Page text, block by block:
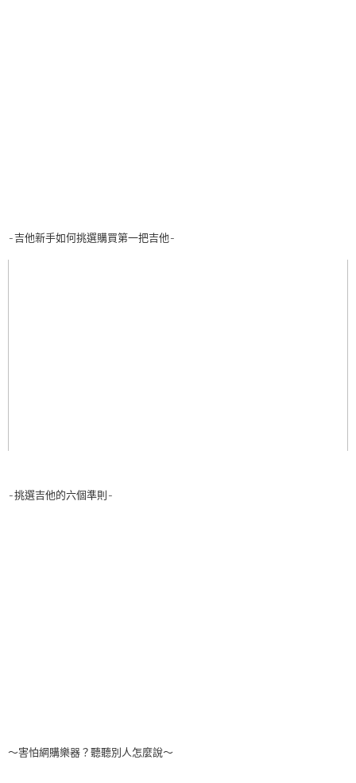
-吉他新手如何挑選購買第一把吉他-
-挑選吉他的六個準則-
～害怕網購樂器？聽聽別人怎麼說～